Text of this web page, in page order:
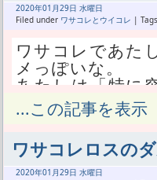
BANされてんの
得点王エンブレ
なかった。
睡眠不足やべぇ。
あたしはワサ
だ。
た。
そしてこの度、
だからそもそも
そこをさらに追
はしょうがない。
いや、あたしは
うにか許せる。
次イベントのた
許すしかない。
もっと長引くか？
一定期間と言い
どう見ても、特
う合図だろ。
モデストをもら
みはない。
あたしはエキス
その結果、イベ
ご褒美というか
メくれるだろ。
2020年01月29日 水曜日
Filed under ワサコレとウイコレ |
ワサコレであた
メっぽいな。
あたしは「特に
りの上位だろう。
よその人はSNS
だろ。
あたしは一人で
→16時台、一発
...この記事を表示
ワサコレロスの
2020年01月29日 水曜日